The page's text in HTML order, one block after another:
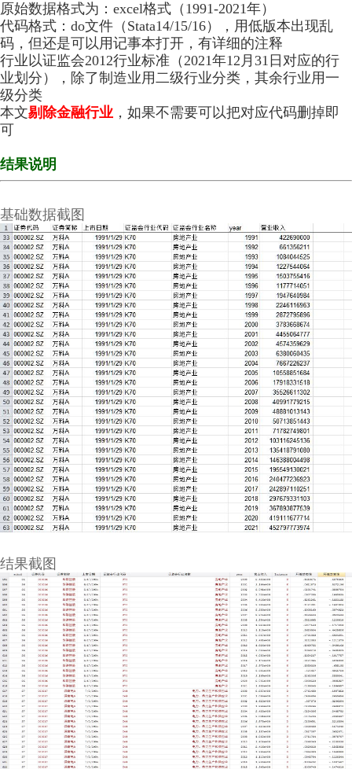
原始数据格式为：excel格式（1991-2021年）
代码格式：do文件（Stata14/15/16），用低版本出现乱
码，但还是可以用记事本打开，有详细的注释
行业以证监会2012行业标准（2021年12月31日对应的行
业划分），除了制造业用二级行业分类，其余行业用一
级分类
本文剔除金融行业 ，如果不需要可以把对应代码删掉即
可
结果说明
基础数据截图
结果截图